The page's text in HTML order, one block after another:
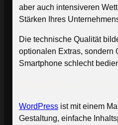
aber auch intensiveren
Stärken Ihres
Die technische Qualität
optionalen Extras, sondern
Smartphone schlecht
WordPress ist mit einem
Gestaltung, einfache